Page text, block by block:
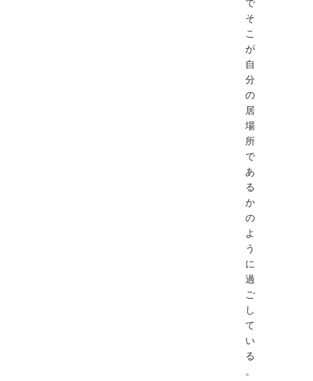
そ
こ
が
自
分
の
居
場
所
で
あ
る
か
の
よ
う
に
過
ご
し
て
い
る
。